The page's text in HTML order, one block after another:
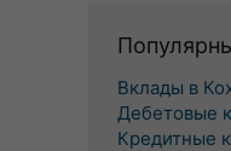
Вклады в
Дебетовые
Кредитные